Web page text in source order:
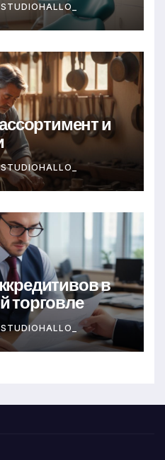
STUDIOHALLO_
и
STUDIOHALLO_
в
торговле
STUDIOHALLO_